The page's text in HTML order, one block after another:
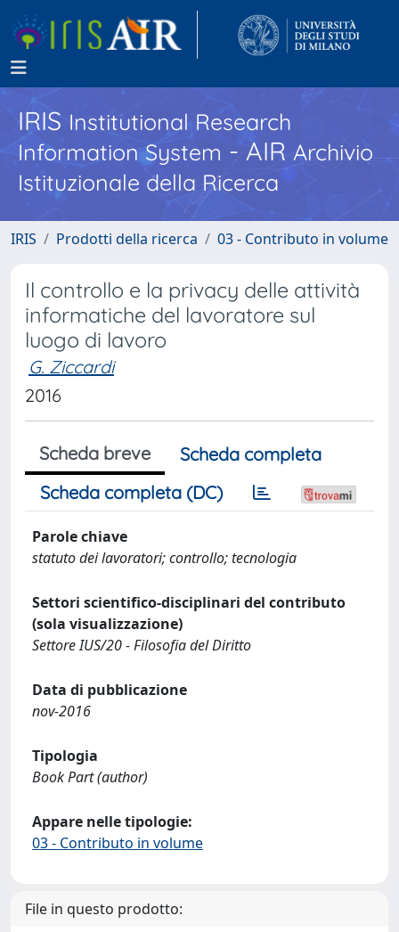
IRISInstitutional Research
Information System - AIR Archivio
Istituzionale della Ricerca
IRIS Prodotti della ricerca 03 - Contributo in volume
Il controllo e la privacy delle attività
informatiche del lavoratore sul
luogo di lavoro
G. Ziccardi
2016
Scheda breve
Scheda completa
Scheda completa (DC)
Parole chiave
statuto dei lavoratori; controllo; tecnologia
Settori scientifico-disciplinari del contributo
(sola visualizzazione)
Settore IUS/20 - Filosofia del Diritto
Data di pubblicazione
nov-2016
Tipologia
Book Part (author)
Appare nelle tipologie:
03 - Contributo in volume
File in questo prodotto: